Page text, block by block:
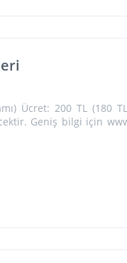
Ücret: 200 TL (180
Geniş bilgi için